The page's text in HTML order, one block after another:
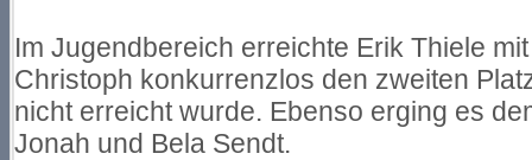
Im Jugendbereich erreichte Erik Thiele
Christoph konkurrenzlos den zweiten
nicht erreicht wurde. Ebenso erging es
Jonah und Bela Sendt.